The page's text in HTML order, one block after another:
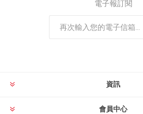
電子報訂閱
資訊
會員中心